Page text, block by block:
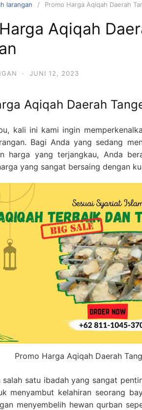
larangan Promo Harga Aqiqah Daerah
Aqiqah
· JUNI 12, 2023
Aqiqah Daerah
kali ini kami ingin
Bagi Anda yang sedang
harga yang terjangkau, Anda
yang sangat bersaing dengan
Promo Harga Aqiqah Daerah
salah satu ibadah yang sangat
menyambut kelahiran seorang
menyembelih hewan qurban